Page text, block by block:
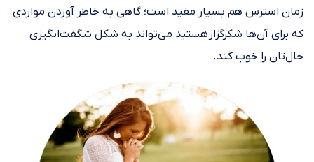
زمان استرس هم بسیار مفید است؛ گاهی به خاطر آوردن مواردی
که برای آن‌ها شکرگزار هستید می‌تواند به شکل شگفت‌انگیزی
حال‌تان را خوب کند.